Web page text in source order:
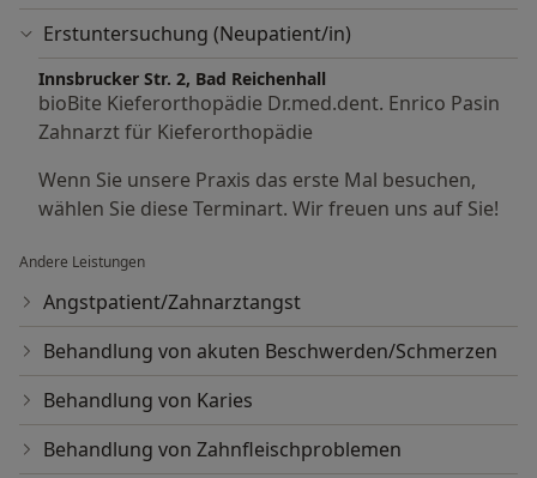
Erstuntersuchung (Neupatient/in)
Innsbrucker Str. 2, Bad Reichenhall
bioBite Kieferorthopädie Dr.med.dent. Enrico Pasin
Zahnarzt für Kieferorthopädie
Wenn Sie unsere Praxis das erste Mal besuchen,
wählen Sie diese Terminart. Wir freuen uns auf Sie!
Andere Leistungen
Angstpatient/Zahnarztangst
Behandlung von akuten Beschwerden/Schmerzen
Behandlung von Karies
Behandlung von Zahnfleischproblemen